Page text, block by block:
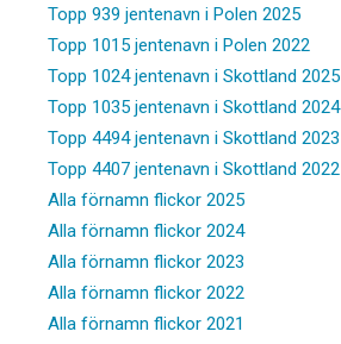
Topp 939 jentenavn i Polen 2025
Topp 1015 jentenavn i Polen 2022
Topp 1024 jentenavn i Skottland 2025
Topp 1035 jentenavn i Skottland 2024
Topp 4494 jentenavn i Skottland 2023
Topp 4407 jentenavn i Skottland 2022
Alla förnamn flickor 2025
Alla förnamn flickor 2024
Alla förnamn flickor 2023
Alla förnamn flickor 2022
Alla förnamn flickor 2021